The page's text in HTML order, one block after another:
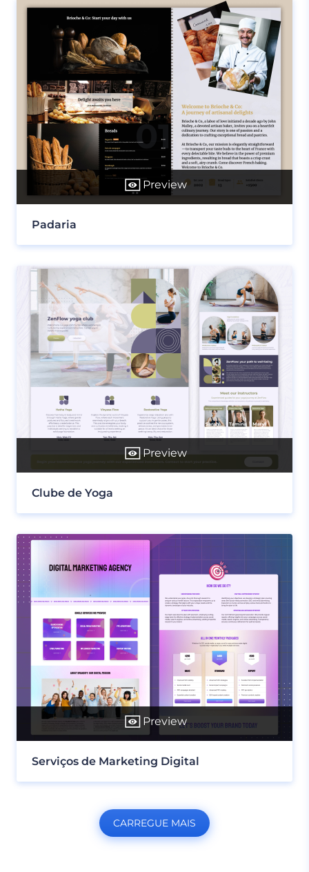
Preview
Padaria
Preview
Clube de Yoga
Preview
Serviços de Marketing Digital
CARREGUE MAIS